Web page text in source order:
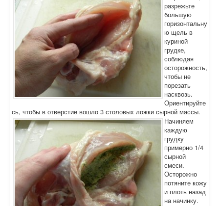
разрежьте
большую
горизонтальну
ю щель в
куриной
грудке,
соблюдая
осторожность,
чтобы не
порезать
насквозь.
Ориентируйте
сь, чтобы в отверстие вошло 3 столовых ложки сырной массы.
Начиняем
каждую
грудку
примерно 1/4
сырной
смеси.
Осторожно
потяните кожу
и плоть назад
на начинку.